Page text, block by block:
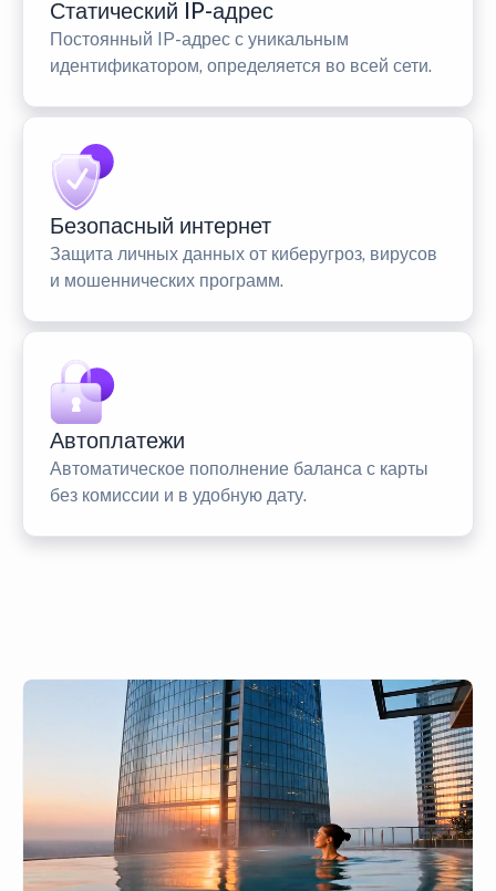
Статический IP-адрес
Постоянный IP-адрес с уникальным
идентификатором, определяется во всей сети.
Безопасный интернет
Защита личных данных от киберугроз, вирусов
и мошеннических программ.
Автоплатежи
Автоматическое пополнение баланса с карты
без комиссии и в удобную дату.